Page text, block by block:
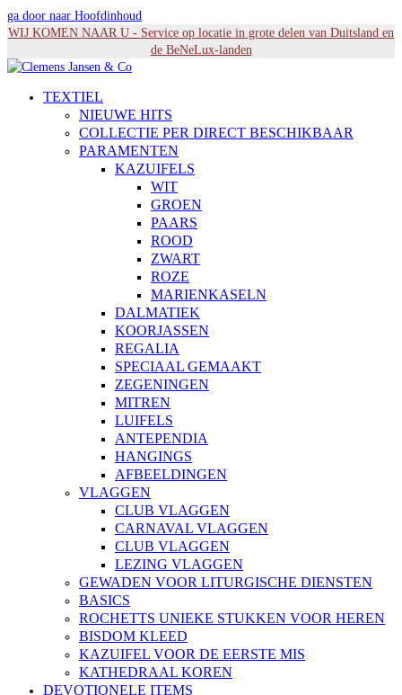
ga door naar Hoofdinhoud
WIJ KOMEN NAAR U - Service op locatie in grote delen van Duitsland en
de BeNeLux-landen
TEXTIEL
NIEUWE HITS
COLLECTIE PER DIRECT BESCHIKBAAR
PARAMENTEN
KAZUIFELS
WIT
GROEN
PAARS
ROOD
ZWART
ROZE
MARIENKASELN
DALMATIEK
KOORJASSEN
REGALIA
SPECIAAL GEMAAKT
ZEGENINGEN
MITREN
LUIFELS
ANTEPENDIA
HANGINGS
AFBEELDINGEN
VLAGGEN
CLUB VLAGGEN
CARNAVAL VLAGGEN
CLUB VLAGGEN
LEZING VLAGGEN
GEWADEN VOOR LITURGISCHE DIENSTEN
BASICS
ROCHETTS UNIEKE STUKKEN VOOR HEREN
BISDOM KLEED
KAZUIFEL VOOR DE EERSTE MIS
KATHEDRAAL KOREN
DEVOTIONELE ITEMS